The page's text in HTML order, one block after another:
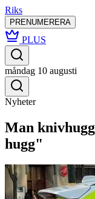
Riks
PRENUMERERA
PLUS
måndag 10 augusti
Nyheter
Man
hugg"